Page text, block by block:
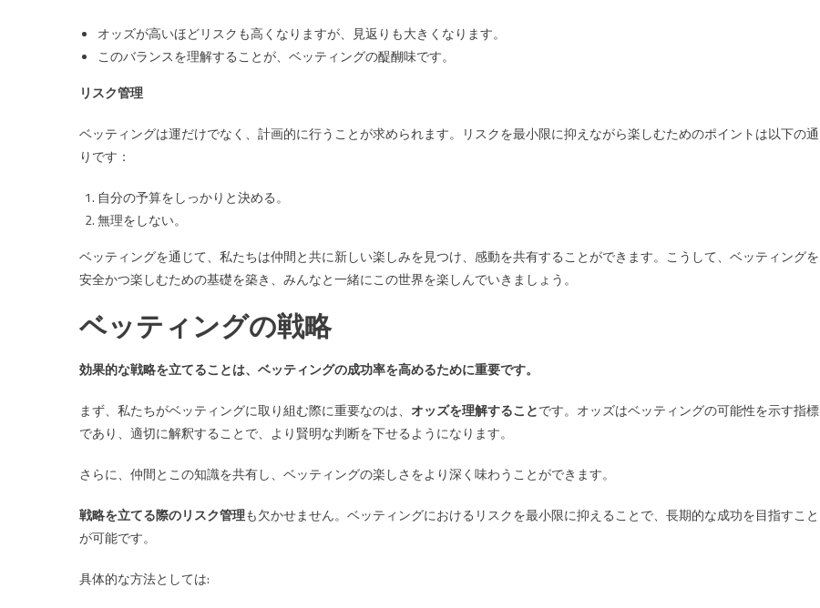
オッズが高いほどリスクも高くなりますが、見返りも大きくなります。
このバランスを理解することが、ベッティングの醍醐味です。
リスク管理
ベッティングは運だけでなく、計画的に行うことが求められます。リスクを最小限に抑えながら楽しむためのポイントは以下の通
りです：
自分の予算をしっかりと決める。
無理をしない。
ベッティングを通じて、私たちは仲間と共に新しい楽しみを見つけ、感動を共有することができます。こうして、ベッティングを
安全かつ楽しむための基礎を築き、みんなと一緒にこの世界を楽しんでいきましょう。
ベッティングの戦略
効果的な戦略を立てることは、ベッティングの成功率を高めるために重要です。
まず、私たちがベッティングに取り組む際に重要なのは、 オッズを理解することです。オッズはベッティングの可能性を示す指標
であり、適切に解釈することで、より賢明な判断を下せるようになります。
さらに、仲間とこの知識を共有し、ベッティングの楽しさをより深く味わうことができます。
戦略を立てる際のリスク管理も欠かせません。ベッティングにおけるリスクを最小限に抑えることで、長期的な成功を目指すこと
が可能です。
具体的な方法としては: